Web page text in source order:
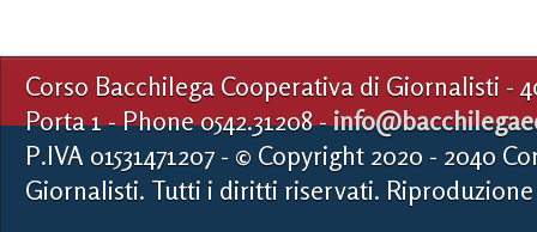
Corso Bacchilega Cooperativa di Giornalisti -
Porta 1 - Phone 0542.31208 -
P.IVA 01531471207 - © Copyright 2020 - 2040
Giornalisti. Tutti i diritti riservati.